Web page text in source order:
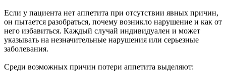
Если у пациента нет аппетита при отсутствии явных причин,
он пытается разобраться, почему возникло нарушение и как от
него избавиться. Каждый случай индивидуален и может
указывать на незначительные нарушения или серьезные
заболевания.
Среди возможных причин потери аппетита выделяют: